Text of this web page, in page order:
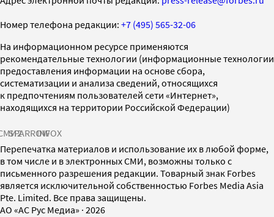
Номер телефона редакции: +7 (495) 565-32-06
На информационном ресурсе применяются
рекомендательные технологии (информационные технологии
предоставления информации на основе сбора,
систематизации и анализа сведений, относящихся
к предпочтениям пользователей сети «Интернет»,
находящихся на территории Российской Федерации)
SPARROWINFOX
Перепечатка материалов и использование их в любой форме,
в том числе и в электронных СМИ, возможны только с
письменного разрешения редакции. Товарный знак Forbes
является исключительной собственностью Forbes Media Asia
Pte. Limited. Все права защищены.
AO «АС Рус Медиа» · 2026